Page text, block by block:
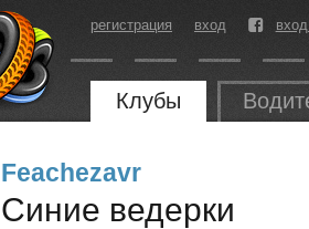
регистрация вход
Клубы
Feachezavr
Синие ведерки